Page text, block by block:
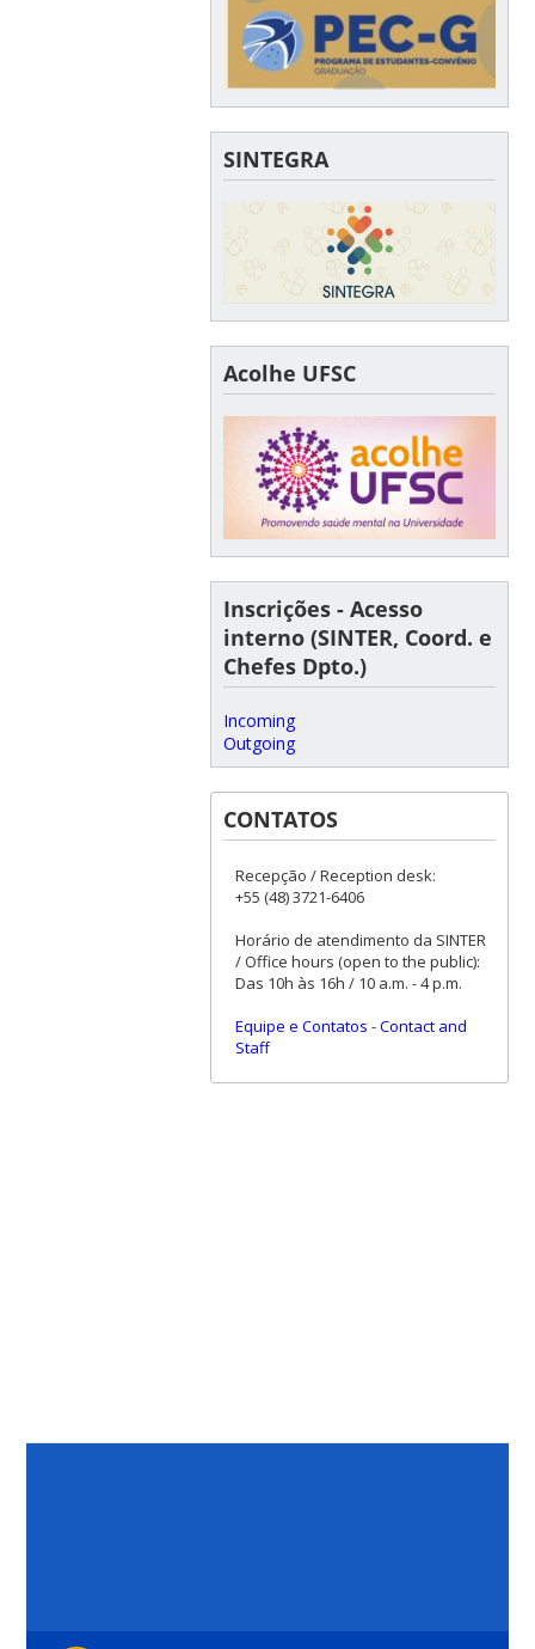
SINTEGRA
Acolhe UFSC
Inscrições - Acesso
interno (SINTER, Coord. e
Chefes Dpto.)
Incoming
Outgoing
CONTATOS
Recepção / Reception desk:
+55 (48) 3721-6406
Horário de atendimento da SINTER
/ Office hours (open to the public):
Das 10h às 16h / 10 a.m. - 4 p.m.
Equipe e Contatos -Contact and
Staff